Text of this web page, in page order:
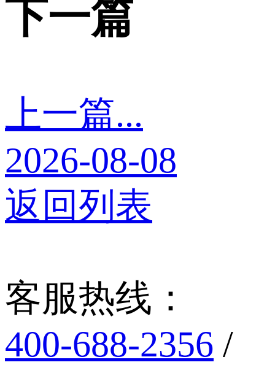
下一篇
上一篇...
2026-08-08
返回列表
客服热线：
400-688-2356 /